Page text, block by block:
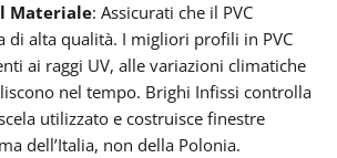
Materiale: Assicurati che il PVC
di alta qualità. I migliori profili in PVC
ai raggi UV, alle variazioni climatiche
nel tempo. Brighi Infissi controlla
utilizzato e costruisce finestre
dell’Italia, non della Polonia.